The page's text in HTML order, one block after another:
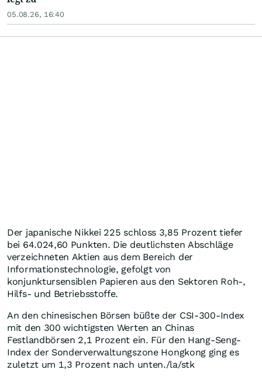
05.08.26, 16:40
Der japanische Nikkei 225 schloss 3,85 Prozent tiefer
bei 64.024,60 Punkten. Die deutlichsten Abschläge
verzeichneten Aktien aus dem Bereich der
Informationstechnologie, gefolgt von
konjunktursensiblen Papieren aus den Sektoren Roh-,
Hilfs- und Betriebsstoffe.
An den chinesischen Börsen büßte der CSI-300-Index
mit den 300 wichtigsten Werten an Chinas
Festlandbörsen 2,1 Prozent ein. Für den Hang-Seng-
Index der Sonderverwaltungszone Hongkong ging es
zuletzt um 1,3 Prozent nach unten./la/stk